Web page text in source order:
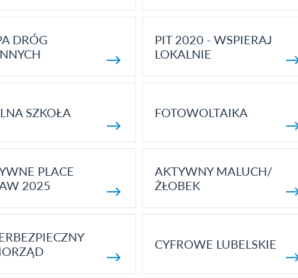
DRÓG
PIT 2020 - WSPIERAJ
LOKALNIE
SZKOŁA FOTOWOLTAIKA
PLACE
2025
AKTYWNY MALUCH/
ŻŁOBEK
CYFROWE LUBELSKIE